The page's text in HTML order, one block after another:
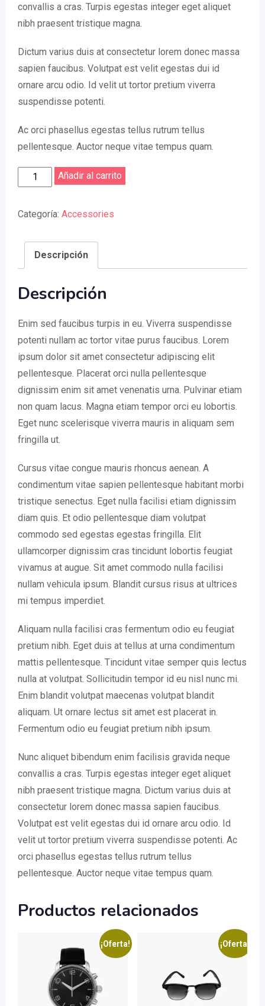
convallis a cras. Turpis egestas integer eget aliquet
nibh praesent tristique magna.
Dictum varius duis at consectetur lorem donec massa
sapien faucibus. Volutpat est velit egestas dui id
ornare arcu odio. Id velit ut tortor pretium viverra
suspendisse potenti.
Ac orci phasellus egestas tellus rutrum tellus
pellentesque. Auctor neque vitae tempus quam.
Brown
Cap
Añadir al carrito
Categoría: Accessories
Descripción
Descripción
Enim sed faucibus turpis in eu. Viverra suspendisse
potenti nullam ac tortor vitae purus faucibus. Lorem
ipsum dolor sit amet consectetur adipiscing elit
pellentesque. Placerat orci nulla pellentesque
dignissim enim sit amet venenatis urna. Pulvinar etiam
non quam lacus. Magna etiam tempor orci eu lobortis.
Eget nunc scelerisque viverra mauris in aliquam sem
fringilla ut.
Cursus vitae congue mauris rhoncus aenean. A
condimentum vitae sapien pellentesque habitant morbi
tristique senectus. Eget nulla facilisi etiam dignissim
diam quis. Et odio pellentesque diam volutpat
commodo sed egestas egestas fringilla. Elit
ullamcorper dignissim cras tincidunt lobortis feugiat
vivamus at augue. Sit amet commodo nulla facilisi
nullam vehicula ipsum. Blandit cursus risus at ultrices
mi tempus imperdiet.
Aliquam nulla facilisi cras fermentum odio eu feugiat
pretium nibh. Eget duis at tellus at urna condimentum
mattis pellentesque. Tincidunt vitae semper quis lectus
nulla at volutpat. Sollicitudin tempor id eu nisl nunc mi.
Enim blandit volutpat maecenas volutpat blandit
aliquam. Ut ornare lectus sit amet est placerat in.
Fermentum odio eu feugiat pretium nibh ipsum.
Nunc aliquet bibendum enim facilisis gravida neque
convallis a cras. Turpis egestas integer eget aliquet
nibh praesent tristique magna. Dictum varius duis at
consectetur lorem donec massa sapien faucibus.
Volutpat est velit egestas dui id ornare arcu odio. Id
velit ut tortor pretium viverra suspendisse potenti. Ac
orci phasellus egestas tellus rutrum tellus
pellentesque. Auctor neque vitae tempus quam.
Productos relacionados
¡Oferta! ¡Oferta!